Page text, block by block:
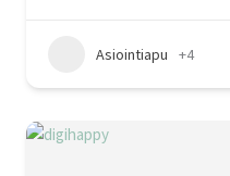
Asiointiapu +4